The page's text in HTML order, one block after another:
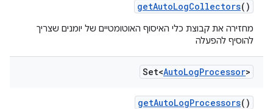
getAutoLogCollectors()
מחזירה את קבוצת כלי האיסוף האוטומטיים של יומנים שצריך
להוסיף להפעלה
Set<AutoLogProcessor>
getAutoLogProcessors()